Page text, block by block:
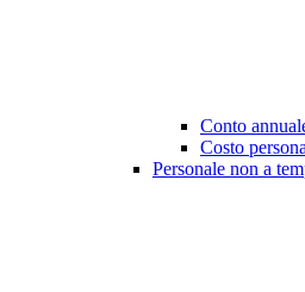
Conto
Costo
Personale non a